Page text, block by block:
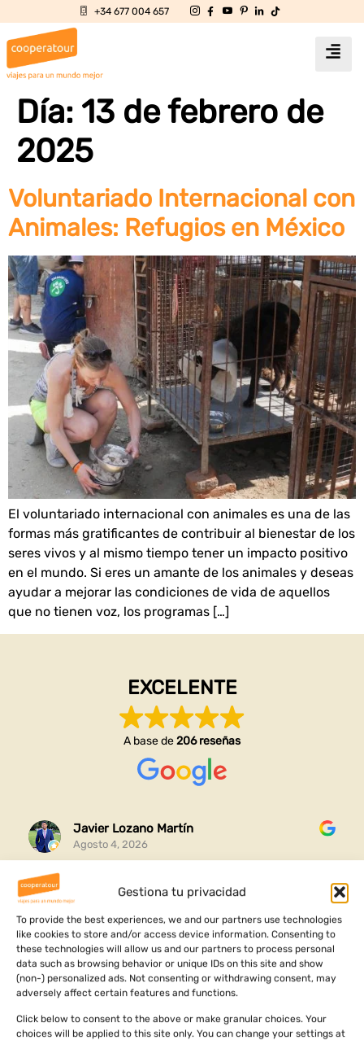
Gestiona tu privacidad
To provide the best experiences, we and our partners use technologies
like cookies to store and/or access device information. Consenting to
these technologies will allow us and our partners to process personal
data such as browsing behavior or unique IDs on this site and show
(non-) personalized ads. Not consenting or withdrawing consent, may
adversely affect certain features and functions.
Click below to consent to the above or make granular choices. Your
choices will be applied to this site only. You can change your settings at
+34 677 004 657
Día: 13 de febrero de
2025
Voluntariado Internacional con
Animales: Refugios en México
El voluntariado internacional con animales es una de las
formas más gratificantes de contribuir al bienestar de los
seres vivos y al mismo tiempo tener un impacto positivo
en el mundo. Si eres un amante de los animales y deseas
ayudar a mejorar las condiciones de vida de aquellos
que no tienen voz, los programas […]
EXCELENTE
A base de206 reseñas
Javier Lozano Martín
Agosto 4, 2026
Gracias por esta experiencia completa que me habéis
ver dónde vengo
Ha sido un viaje increíble lleno de aventuras cultura y
aprendizajes personales
Leer más